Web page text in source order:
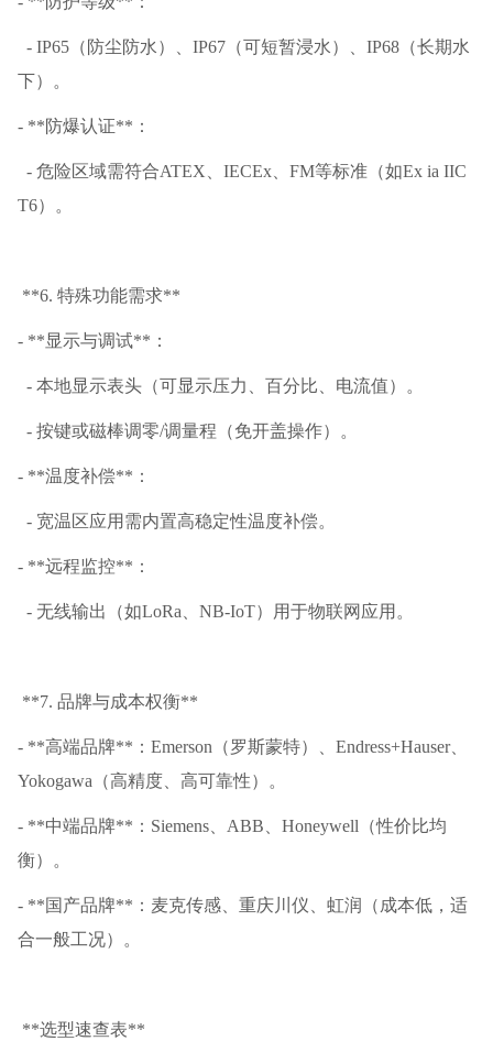
- IP65（防尘防水）、IP67（可短暂浸水）、IP68（长期水
下）。
- **防爆认证**：
- 危险区域需符合ATEX、IECEx、FM等标准（如Ex ia IIC
T6）。
**6. 特殊功能需求**
- **显示与调试**：
- 本地显示表头（可显示压力、百分比、电流值）。
- 按键或磁棒调零/调量程（免开盖操作）。
- **温度补偿**：
- 宽温区应用需内置高稳定性温度补偿。
- **远程监控**：
- 无线输出（如LoRa、NB-IoT）用于物联网应用。
**7. 品牌与成本权衡**
- **高端品牌**：Emerson（罗斯蒙特）、Endress+Hauser、
Yokogawa（高精度、高可靠性）。
- **中端品牌**：Siemens、ABB、Honeywell（性价比均
衡）。
- **国产品牌**：麦克传感、重庆川仪、虹润（成本低，适
合一般工况）。
**选型速查表**